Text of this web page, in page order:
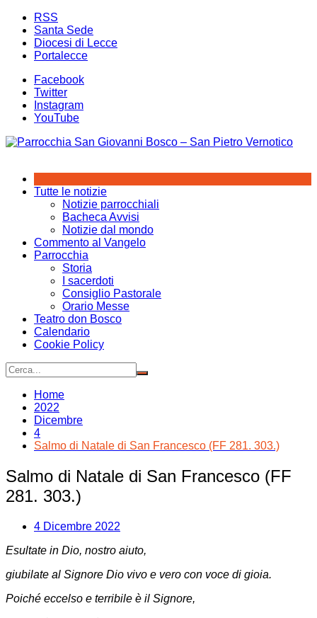
Salta
contenuto
RSS
Santa Sede
Diocesi di Lecce
Portalecce
Facebook
Twitter
Instagram
YouTube
Tutte le notizie
Notizie parrocchiali
Bacheca Avvisi
Notizie dal mondo
Commento al Vangelo
Parrocchia
Storia
I sacerdoti
Consiglio Pastorale
Orario Messe
Teatro don Bosco
Calendario
Cookie Policy
Home
2022
Dicembre
4
Salmo di Natale di San Francesco (FF 281. 303.)
Salmo di Natale di San Francesco (FF
281. 303.)
4 Dicembre 2022
Esultate in Dio, nostro aiuto,
giubilate al Signore Dio vivo e vero con voce di gioia.
Poiché eccelso e terribile è il Signore,